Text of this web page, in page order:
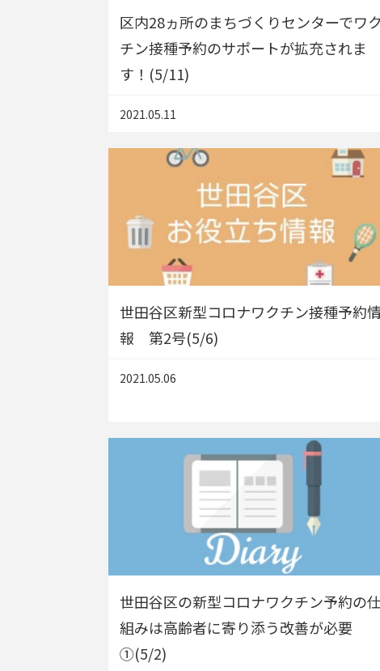
区内28ヵ所のまちづくりセンターでワク
チン接種予約のサポートが拡充されま
す！(5/11)
2021.05.11
世田谷区新型コロナワクチン接種予約
報 第2号(5/6)
2021.05.06
世田谷区の新型コロナワクチン予約の
組みは高齢者に寄り添う改善が必要
①(5/2)